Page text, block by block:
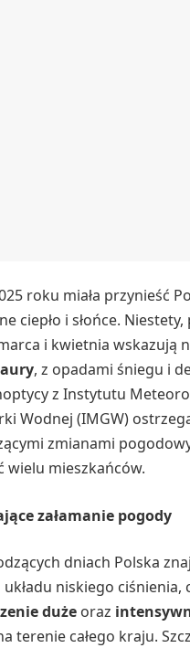
roku miała przynieść
ciepło i słońce.
i kwietnia wskazują
, z opadami śniegu i
z Instytutu
Wodnej (IMGW)
zmianami
wielu mieszkańców.
załamanie pogody
dniach Polska
układu niskiego ciśnienia,
duże oraz
terenie całego kraju.